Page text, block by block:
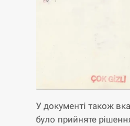
У документі також
було прийняте